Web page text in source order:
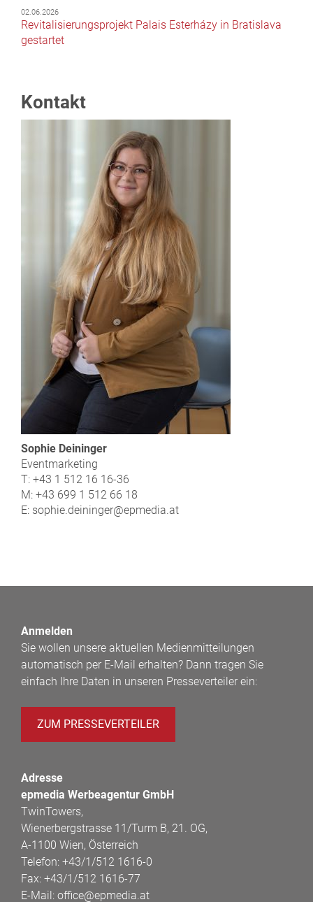
02.06.2026
Revitalisierungsprojekt Palais Esterházy in Bratislava
gestartet
Kontakt
Sophie Deininger
Eventmarketing
T: +43 1 512 16 16-36
M: +43 699 1 512 66 18
E: sophie.deininger@epmedia.at
Anmelden
Sie wollen unsere aktuellen Medienmitteilungen
automatisch per E-Mail erhalten? Dann tragen Sie
einfach Ihre Daten in unseren Presseverteiler ein:
ZUM PRESSEVERTEILER
Adresse
epmedia Werbeagentur GmbH
TwinTowers,
Wienerbergstrasse 11/Turm B, 21. OG,
A-1100 Wien, Österreich
Telefon: +43/1/512 1616-0
Fax: +43/1/512 1616-77
E-Mail: office@epmedia.at